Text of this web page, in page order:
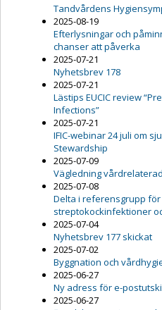
Tandvårdens
2025-08-19
Efterlysningar och
chanser att påverka
2025-07-21
Nyhetsbrev 178
2025-07-21
Lästips EUCIC review
Infections”
2025-07-21
IFIC-webinar 24 juli om
Stewardship
2025-07-09
Vägledning
2025-07-08
Delta i referensgrupp
streptokockinfektioner
2025-07-04
Nyhetsbrev 177 skickat
2025-07-02
Byggnation och
2025-06-27
Ny adress för e-
2025-06-27